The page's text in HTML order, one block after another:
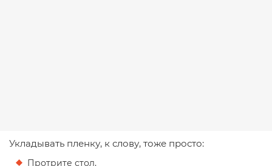
Укладывать пленку, к слову, тоже просто:
Протрите стол,